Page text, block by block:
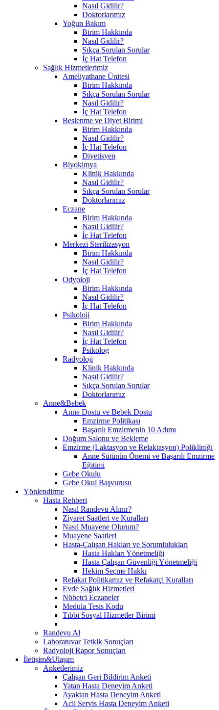
Nasıl Gidilir?
Doktorlarımız
Yoğun Bakım
Birim Hakkında
Nasıl Gidilir?
Sıkça Sorulan Sorular
İç Hat Telefon
Sağlık Hizmetlerimiz
Ameliyathane Ünitesi
Birim Hakkında
Sıkça Sorulan Sorular
Nasıl Gidilir?
İç Hat Telefon
Beslenme ve Diyet Birimi
Birim Hakkında
Nasıl Gidilir?
İç Hat Telefon
Diyetisyen
Biyokimya
Klinik Hakkında
Nasıl Gidilir?
Sıkça Sorulan Sorular
Doktorlarımız
Eczane
Birim Hakkında
Nasıl Gidilir?
İç Hat Telefon
Merkezi Sterilizasyon
Birim Hakkında
Nasıl Gidilir?
İç Hat Telefon
Odyoloji
Birim Hakkında
Nasıl Gidilir?
İç Hat Telefon
Psikoloji
Birim Hakkında
Nasıl Gidilir?
İç Hat Telefon
Psikolog
Radyoloji
Klinik Hakkında
Nasıl Gidilir?
Sıkça Sorulan Sorular
Doktorlarımız
Anne&Bebek
Anne Dostu ve Bebek Dostu
Emzirme Politikası
Başarılı Emzirmenin 10 Adımı
Doğum Salonu ve Bekleme
Emzirme (Laktasyon ve Relaktasyon) Polikliniği
Anne Sütünün Önemi ve Başarılı Emzirme
Eğitimi
Gebe Okulu
Gebe Okul Başvurusu
Yönlendirme
Hasta Rehberi
Nasıl Randevu Alınır?
Ziyaret Saatleri ve Kuralları
Nasıl Muayene Olurum?
Muayene Saatleri
Hasta-Çalışan Hakları ve Sorumlulukları
Hasta Hakları Yönetmeliği
Hasta Çalışan Güvenliği Yönetmeliği
Hekim Seçme Hakkı
Refakat Politikamız ve Refakatçi Kuralları
Evde Sağlık Hizmetleri
Nöbetci Eczaneler
Medula Tesis Kodu
Tıbbi Sosyal Hizmetler Birimi
Randevu Al
Laboratuvar Tetkik Sonuçları
Radyoloji Rapor Sonuçları
İletişim&Ulaşım
Anketlerimiz
Çalışan Geri Bildirim Anketi
Yatan Hasta Deneyim Anketi
Ayaktan Hasta Deneyim Anketi
Acil Servis Hasta Deneyim Anketi